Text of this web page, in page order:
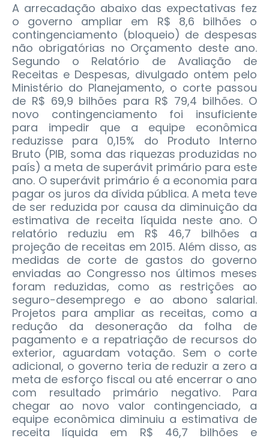
A arrecadação abaixo das expectativas fez
o governo ampliar em R$ 8,6 bilhões o
contingenciamento (bloqueio) de despesas
não obrigatórias no Orçamento deste ano.
Segundo o Relatório de Avaliação de
Receitas e Despesas, divulgado ontem pelo
Ministério do Planejamento, o corte passou
de R$ 69,9 bilhões para R$ 79,4 bilhões. O
novo contingenciamento foi insuficiente
para impedir que a equipe econômica
reduzisse para 0,15% do Produto Interno
Bruto (PIB, soma das riquezas produzidas no
país) a meta de superávit primário para este
ano. O superávit primário é a economia para
pagar os juros da dívida pública. A meta teve
de ser reduzida por causa da diminuição da
estimativa de receita líquida neste ano. O
relatório reduziu em R$ 46,7 bilhões a
projeção de receitas em 2015. Além disso, as
medidas de corte de gastos do governo
enviadas ao Congresso nos últimos meses
foram reduzidas, como as restrições ao
seguro-desemprego e ao abono salarial.
Projetos para ampliar as receitas, como a
redução da desoneração da folha de
pagamento e a repatriação de recursos do
exterior, aguardam votação. Sem o corte
adicional, o governo teria de reduzir a zero a
meta de esforço fiscal ou até encerrar o ano
com resultado primário negativo. Para
chegar ao novo valor contingenciado, a
equipe econômica diminuiu a estimativa de
receita líquida em R$ 46,7 bilhões e